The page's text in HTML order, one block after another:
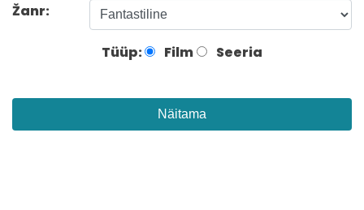
Žanr:
Tüüp: Film Seeria
Näitama